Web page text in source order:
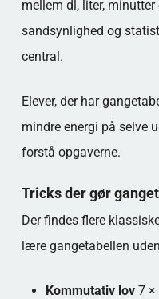
mellem dl, liter,
sandsynlighed og
central.
Elever, der har
mindre energi på selve
forstå opgaverne.
Tricks der gør
Der findes flere
lære gangetabellen
Kommutativ lov7 ×